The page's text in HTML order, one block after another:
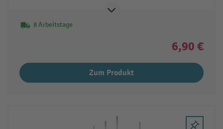
8 Arbeitstage
6,90 €
Zum Produkt